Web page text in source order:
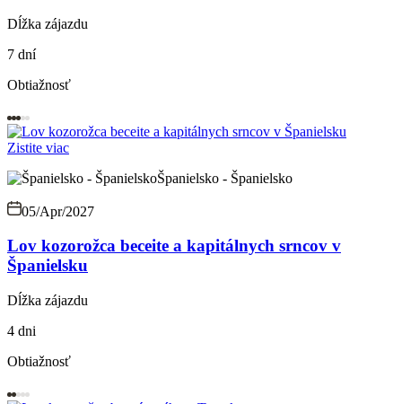
Dĺžka zájazdu
7 dní
Obtiažnosť
Zistite viac
Španielsko - Španielsko
05/Apr/2027
Lov kozorožca beceite a kapitálnych srncov v
Španielsku
Dĺžka zájazdu
4 dni
Obtiažnosť